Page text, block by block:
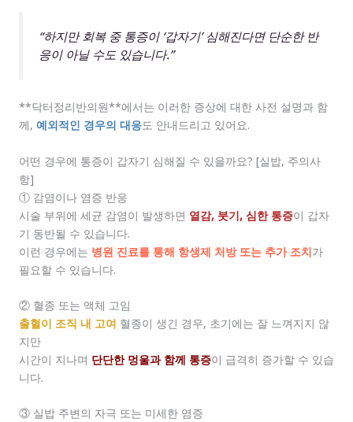
“하지만 회복 중 통증이 ‘갑자기’ 심해진다면 단순한 반
응이 아닐 수도 있습니다.”
**닥터정리반의원**에서는 이러한 증상에 대한 사전 설명과 함
께, 예외적인 경우의 대응도 안내드리고 있어요.
어떤 경우에 통증이 갑자기 심해질 수 있을까요? [실밥, 주의사
항]
① 감염이나 염증 반응
시술 부위에 세균 감염이 발생하면 열감, 붓기, 심한 통증이 갑자
기 동반될 수 있습니다.
이런 경우에는 병원 진료를 통해 항생제 처방 또는 추가 조치가
필요할 수 있습니다.
② 혈종 또는 액체 고임
출혈이 조직 내 고여 혈종이 생긴 경우, 초기에는 잘 느껴지지 않
지만
시간이 지나며 단단한 멍울과 함께 통증이 급격히 증가할 수 있습
니다.
③ 실밥 주변의 자극 또는 미세한 염증